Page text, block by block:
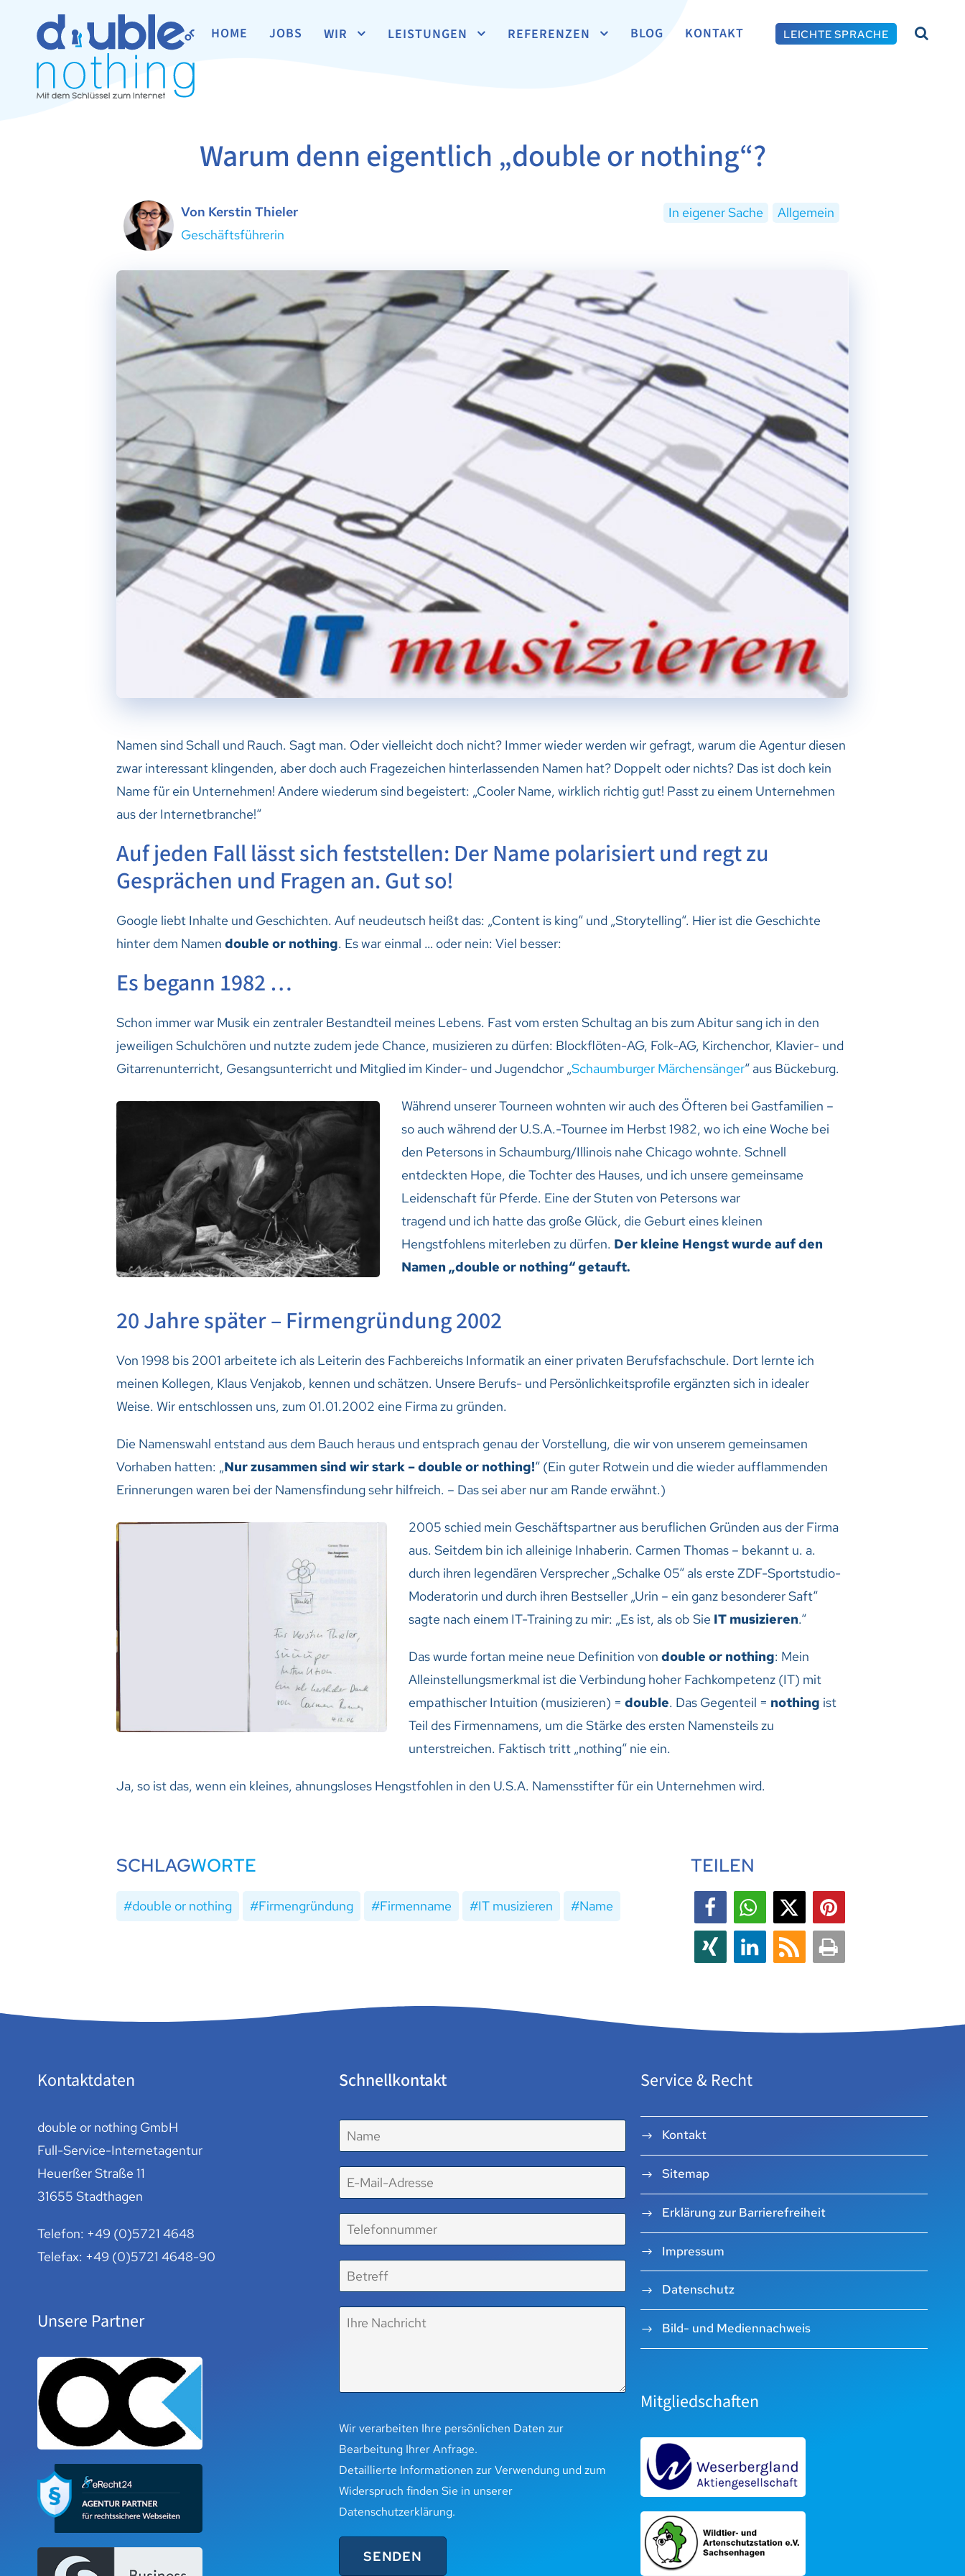
HOME JOBS WIR LEISTUNGEN REFERENZEN BLOG KONTAKT LEICHTE SPRACHE
Warum denn eigentlich „double or nothing“?
Von Kerstin Thieler
Geschäftsführerin
Allgemein
In eigener Sache
Namen sind Schall und Rauch. Sagt man. Oder vielleicht doch nicht? Immer wieder werden wir gefragt, warum die Agentur diesen
zwar interessant klingenden, aber doch auch Fragezeichen hinterlassenden Namen hat? Doppelt oder nichts? Das ist doch kein
Name für ein Unternehmen! Andere wiederum sind begeistert: „Cooler Name, wirklich richtig gut! Passt zu einem Unternehmen
aus der Internetbranche!“
Auf jeden Fall lässt sich feststellen: Der Name polarisiert und regt zu
Gesprächen und Fragen an. Gut so!
Google liebt Inhalte und Geschichten. Auf neudeutsch heißt das: „Content is king“ und „Storytelling“. Hier ist die Geschichte
hinter dem Namen double or nothing. Es war einmal … oder nein: Viel besser:
Es begann 1982 …
Schon immer war Musik ein zentraler Bestandteil meines Lebens. Fast vom ersten Schultag an bis zum Abitur sang ich in den
jeweiligen Schulchören und nutzte zudem jede Chance, musizieren zu dürfen: Blockflöten-AG, Folk-AG, Kirchenchor, Klavier- und
Gitarrenunterricht, Gesangsunterricht und Mitglied im Kinder- und Jugendchor „Schaumburger Märchensänger“ aus Bückeburg.
Während unserer Tourneen wohnten wir auch des Öfteren bei Gastfamilien –
so auch während der U.S.A.-Tournee im Herbst 1982, wo ich eine Woche bei
den Petersons in Schaumburg/Illinois nahe Chicago wohnte. Schnell
entdeckten Hope, die Tochter des Hauses, und ich unsere gemeinsame
Leidenschaft für Pferde. Eine der Stuten von Petersons war
tragend und ich hatte das große Glück, die Geburt eines kleinen
Hengstfohlens miterleben zu dürfen. Der kleine Hengst wurde auf den
Namen „double or nothing“ getauft.
20 Jahre später – Firmengründung 2002
Von 1998 bis 2001 arbeitete ich als Leiterin des Fachbereichs Informatik an einer privaten Berufsfachschule. Dort lernte ich
meinen Kollegen, Klaus Venjakob, kennen und schätzen. Unsere Berufs- und Persönlichkeitsprofile ergänzten sich in idealer
Weise. Wir entschlossen uns, zum 01.01.2002 eine Firma zu gründen.
Die Namenswahl entstand aus dem Bauch heraus und entsprach genau der Vorstellung, die wir von unserem gemeinsamen
Vorhaben hatten: „Nur zusammen sind wir stark – double or nothing!“ (Ein guter Rotwein und die wieder aufflammenden
Erinnerungen waren bei der Namensfindung sehr hilfreich. – Das sei aber nur am Rande erwähnt.)
2005 schied mein Geschäftspartner aus beruflichen Gründen aus der Firma
aus. Seitdem bin ich alleinige Inhaberin. Carmen Thomas – bekannt u. a.
durch ihren legendären Versprecher „Schalke 05“ als erste ZDF-Sportstudio-
Moderatorin und durch ihren Bestseller „Urin – ein ganz besonderer Saft“
sagte nach einem IT-Training zu mir: „Es ist, als ob Sie IT musizieren.“
Das wurde fortan meine neue Definition von double or nothing: Mein
Alleinstellungsmerkmal ist die Verbindung hoher Fachkompetenz (IT) mit
empathischer Intuition (musizieren) = double. Das Gegenteil = nothing ist
Teil des Firmennamens, um die Stärke des ersten Namensteils zu
unterstreichen. Faktisch tritt „nothing“ nie ein.
Ja, so ist das, wenn ein kleines, ahnungsloses Hengstfohlen in den U.S.A. Namensstifter für ein Unternehmen wird.
SCHLAGWORTE
double or nothing Firmengründung Firmenname IT musizieren Name
TEILEN
Kontaktdaten
double or nothing GmbH
Full-Service-Internetagentur
Heuerßer Straße 11
31655 Stadthagen
Telefon: +49 (0)5721 4648
Telefax: +49 (0)5721 4648-90
Unsere Partner
Schnellkontakt
Wir verarbeiten Ihre persönlichen Daten zur
Bearbeitung Ihrer Anfrage.
Detaillierte Informationen zur Verwendung und zum
Widerspruch finden Sie in unserer
Datenschutzerklärung.
Service & Recht
Kontakt
Sitemap
Erklärung zur Barrierefreiheit
Impressum
Datenschutz
Bild- und Mediennachweis
Mitgliedschaften